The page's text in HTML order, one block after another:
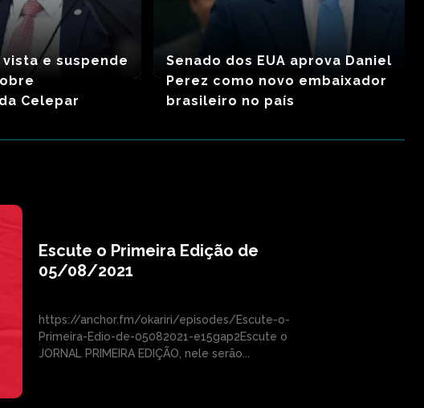
e suspende
Celepar
Senado dos EUA aprova Daniel
Perez como novo embaixador
brasileiro no país
Escute o Primeira Edição de
05/08/2021
https://anchor.fm/okariri/episodes/Escute-o-
Primeira-Edio-de-05082021-e15gap2Escute o
JORNAL PRIMEIRA EDIÇÃO, nele serão...